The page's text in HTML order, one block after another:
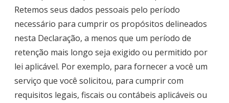
Retemos seus dados pessoais pelo período
necessário para cumprir os propósitos delineados
nesta Declaração, a menos que um período de
retenção mais longo seja exigido ou permitido por
lei aplicável. Por exemplo, para fornecer a você um
serviço que você solicitou, para cumprir com
requisitos legais, fiscais ou contábeis aplicáveis ou